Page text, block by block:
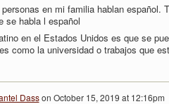
en mi familia hablan español.
se habla l español
en el Estados Unidos es que se
como la universidad o trabajos que
Dasson October 15, 2019 at 12:16pm